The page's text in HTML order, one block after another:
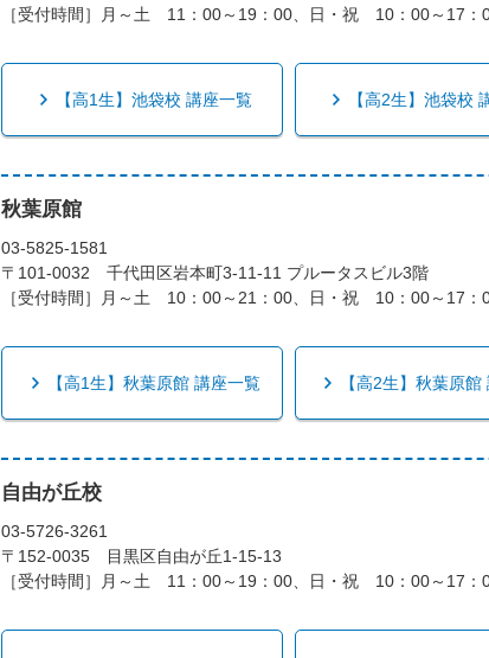
［受付時間］月～土 11：00～19：00、日・祝 10：00～17：
【高1生】池袋校 講座一覧 【高2生】池袋校
秋葉原館
03-5825-1581
〒101-0032 千代田区岩本町3-11-11 プルータスビル3階
［受付時間］月～土 10：00～21：00、日・祝 10：00～17：
【高1生】秋葉原館 講座一覧 【高2生】秋葉原
自由が丘校
03-5726-3261
〒152-0035 目黒区自由が丘1-15-13
［受付時間］月～土 11：00～19：00、日・祝 10：00～17：